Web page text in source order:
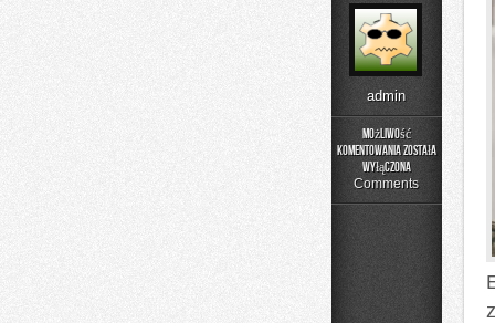
admin
Możliwość
komentowania
sportowe
została
wyłączona
Comments